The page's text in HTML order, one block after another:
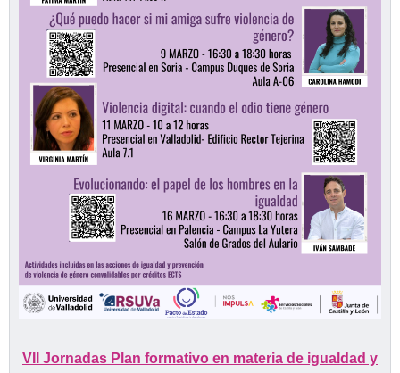
VII Jornadas Plan formativo en materia de igualdad y